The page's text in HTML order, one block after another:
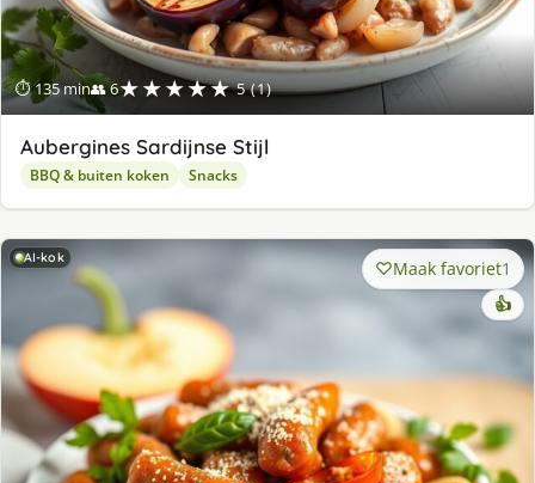
⏱ 135 min👥 6★★★★★ 5 (1)
Aubergines Sardijnse Stijl
BBQ & buiten koken Snacks
AI-kok Maak favoriet1
👍